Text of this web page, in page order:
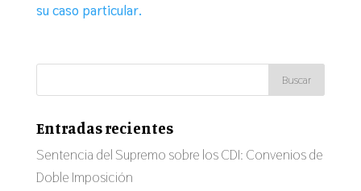
su caso particular.
Entradas recientes
Sentencia del Supremo sobre los CDI: Convenios de
Doble Imposición